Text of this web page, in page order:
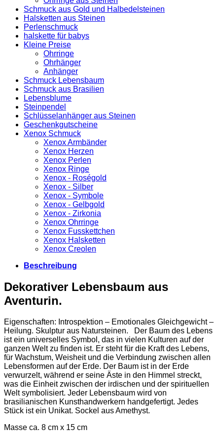
Schmuck aus Gold und Halbedelsteinen
Halsketten aus Steinen
Perlenschmuck
halskette für babys
Kleine Preise
Ohrringe
Ohrhänger
Anhänger
Schmuck Lebensbaum
Schmuck aus Brasilien
Lebensblume
Steinpendel
Schlüsselanhänger aus Steinen
Geschenkgutscheine
Xenox Schmuck
Xenox Armbänder
Xenox Herzen
Xenox Perlen
Xenox Ringe
Xenox - Roségold
Xenox - Silber
Xenox - Symbole
Xenox - Gelbgold
Xenox - Zirkonia
Xenox Ohrringe
Xenox Fusskettchen
Xenox Halsketten
Xenox Creolen
Beschreibung
Dekorativer Lebensbaum aus
Aventurin.
Eigenschaften: Introspektion – Emotionales Gleichgewicht –
Heilung. Skulptur aus Natursteinen. Der Baum des Lebens
ist ein universelles Symbol, das in vielen Kulturen auf der
ganzen Welt zu finden ist. Er steht für die Kraft des Lebens,
für Wachstum, Weisheit und die Verbindung zwischen allen
Lebensformen auf der Erde. Der Baum ist in der Erde
verwurzelt, während er seine Äste in den Himmel streckt,
was die Einheit zwischen der irdischen und der spirituellen
Welt symbolisiert. Jeder Lebensbaum wird von
brasilianischen Kunsthandwerkern handgefertigt. Jedes
Stück ist ein Unikat. Sockel aus Amethyst.
Masse ca. 8 cm x 15 cm